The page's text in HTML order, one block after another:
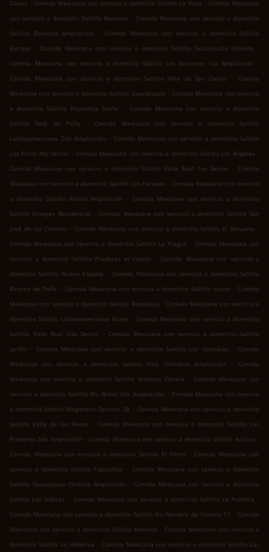
Olivos
Comida Mexicana con servicio a domicilio Saltillo La Rosa
Comida Mexicana
con servicio a domicilio Saltillo Bonanza . Comida Mexicana con servicio a domicilio
Saltillo Bonanza Ampliación
. Comida Mexicana con servicio a domicilio Saltillo
Europa
. Comida Mexicana con servicio a domicilio Saltillo Guanajuato Oriente
.
Comida Mexicana con servicio a domicilio Saltillo Los Doctores 1ra Ampliación
.
Comida Mexicana con servicio a domicilio Saltillo Villa de San Carlos
. Comida
Mexicana con servicio a domicilio Saltillo Guanajuato . Comida Mexicana con servicio
a domicilio Saltillo República Norte
.
Comida Mexicana con servicio a domicilio
Saltillo Real de Peña
.
Comida Mexicana con servicio a domicilio Saltillo
Latinoamericana 2da Ampliación . Comida Mexicana con servicio a domicilio Saltillo
Los Pinos 4to Sector . Comida Mexicana con servicio a domicilio Saltillo Los Ángeles .
Comida Mexicana con servicio a domicilio Saltillo Valle Real 1er Sector
. Comida
Mexicana con servicio a domicilio Saltillo Los Parques . Comida Mexicana con servicio
a domicilio Saltillo Kiosco Ampliación
. Comida Mexicana con servicio a domicilio
Saltillo Virreyes Residencial . Comida Mexicana con servicio a domicilio Saltillo San
José de los Cerritos . Comida Mexicana con servicio a domicilio Saltillo El Baluarte .
Comida Mexicana con servicio a domicilio Saltillo La Fragua
. Comida Mexicana con
servicio a domicilio Saltillo Praderas el cortijo
. Comida Mexicana con servicio a
domicilio Saltillo Nueva España
. Comida Mexicana con servicio a domicilio Saltillo
Rancho de Peña . Comida Mexicana con servicio a domicilio Saltillo Issste . Comida
Mexicana con servicio a domicilio Saltillo República . Comida Mexicana con servicio a
domicilio Saltillo Latinoamericana Norte . Comida Mexicana con servicio a domicilio
Saltillo Valle Real 2do Sector
. Comida Mexicana con servicio a domicilio Saltillo
Jardín
. Comida Mexicana con servicio a domicilio Saltillo Los González . Comida
Mexicana con servicio a domicilio Saltillo Villa Olímpica Ampliación
.
Comida
Mexicana con servicio a domicilio Saltillo Virreyes Obrera
. Comida Mexicana con
servicio a domicilio Saltillo Río Bravo 2da Ampliación . Comida Mexicana con servicio
a domicilio Saltillo Magisterio Sección 38 . Comida Mexicana con servicio a domicilio
Saltillo Valle de las Flores
. Comida Mexicana con servicio a domicilio Saltillo Las
Praderas 2da Ampliación . Comida Mexicana con servicio a domicilio Saltillo Avícola .
Comida Mexicana con servicio a domicilio Saltillo El Olmo
. Comida Mexicana con
servicio a domicilio Saltillo Topochico
. Comida Mexicana con servicio a domicilio
Saltillo Guanajuato Oriente Ampliación . Comida Mexicana con servicio a domicilio
Saltillo Los Silleres . Comida Mexicana con servicio a domicilio Saltillo La Palmilla .
Comida Mexicana con servicio a domicilio Saltillo Sin Nombre de Colonia 11
. Comida
Mexicana con servicio a domicilio Saltillo Morelos . Comida Mexicana con servicio a
domicilio Saltillo La Hibernia . Comida Mexicana con servicio a domicilio Saltillo Las